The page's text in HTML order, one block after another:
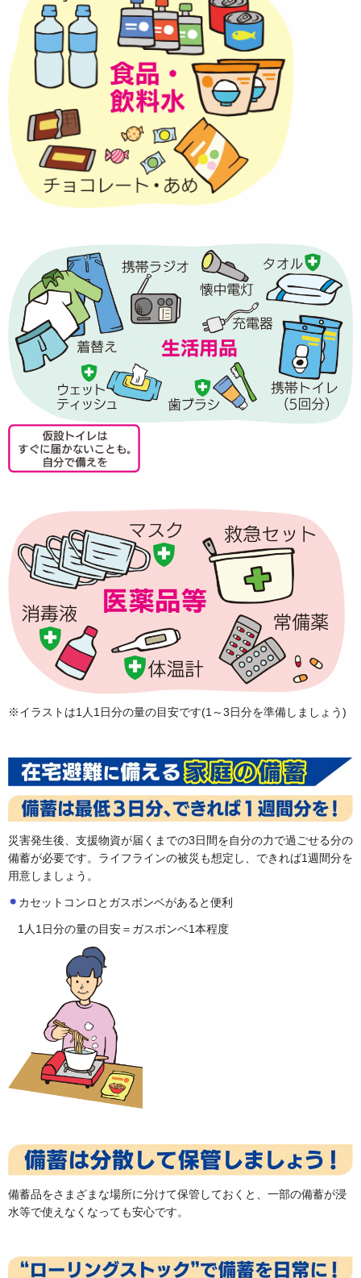
※イラストは1人1日分の量の目安です(1～3日分を準備しましょう)
災害発生後、支援物資が届くまでの3日間を自分の力で過ごせる分の
備蓄が必要です。ライフラインの被災も想定し、できれば1週間分を
用意しましょう。
カセットコンロとガスボンベがあると便利
1人1日分の量の目安＝ガスボンベ1本程度
備蓄品をさまざまな場所に分けて保管しておくと、一部の備蓄が浸
水等で使えなくなっても安心です。